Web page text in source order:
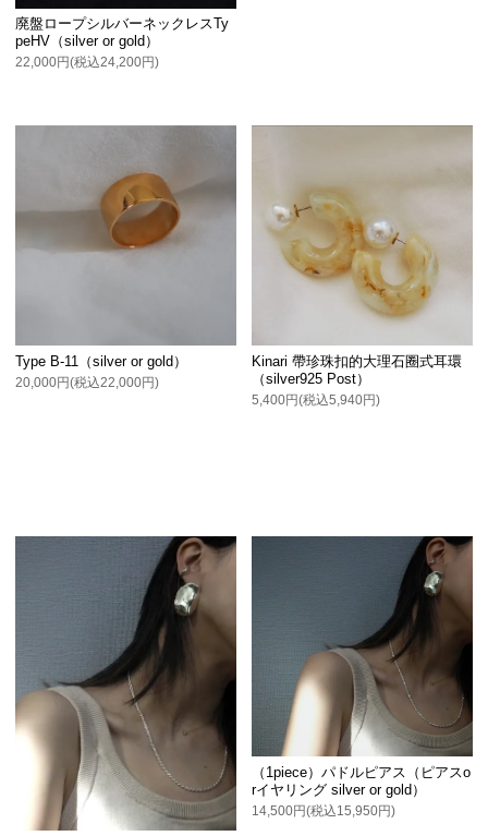
廃盤ロープシルバーネックレスTy
peHV（silver or gold）
22,000円(税込24,200円)
Type B-11（silver or gold）
20,000円(税込22,000円)
Kinari 帶珍珠扣的大理石圈式耳環
（silver925 Post）
5,400円(税込5,940円)
（1piece）パドルピアス（ピアスo
rイヤリング silver or gold）
14,500円(税込15,950円)